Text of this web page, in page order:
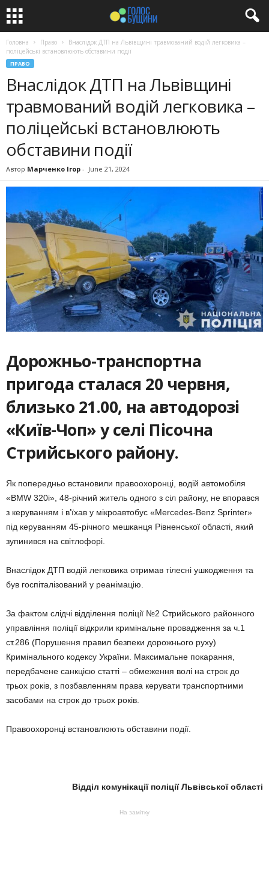
Головна Право
Внаслідок ДТП на Львівщині травмований водій легковика –
поліцейські встановлюють обставини події
ПРАВО
Внаслідок ДТП на Львівщині
травмований водій легковика –
поліцейські встановлюють
обставини події
Автор Марченко Ігор - June 21, 2024
Дорожньо-транспортна
пригода сталася 20 червня,
близько 21.00, на автодорозі
«Київ-Чоп» у селі Пісочна
Стрийського району.
Як попередньо встановили правоохоронці, водій автомобіля
«BMW 320i», 48-річний житель одного з сіл району, не впорався
з керуванням і в’їхав у мікроавтобус «Mercedes-Benz Sprinter»
під керуванням 45-річного мешканця Рівненської області, який
зупинився на світлофорі.
Внаслідок ДТП водій легковика отримав тілесні ушкодження та
був госпіталізований у реанімацію.
За фактом слідчі відділення поліції №2 Стрийського районного
управління поліції відкрили кримінальне провадження за ч.1
ст.286 (Порушення правил безпеки дорожнього руху)
Кримінального кодексу України. Максимальне покарання,
передбачене санкцією статті – обмеження волі на строк до
трьох років, з позбавленням права керувати транспортними
засобами на строк до трьох років.
Правоохоронці встановлюють обставини події.
Відділ комунікації поліції Львівської області
На замітку